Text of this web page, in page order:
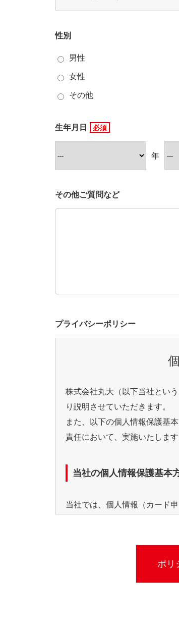
性別
男性
女性
その他
生年月日
年
その他ご質問など
プライバシーポリシー
株式会社丸大（以下当社とい
り説明させていただきます。
また、以下の個人情報保護基
責任において、実施いたします
当社の個人情報保護基本
当社では、個人情報（カード